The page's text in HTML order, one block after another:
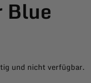
Blue
und nicht verfügbar.